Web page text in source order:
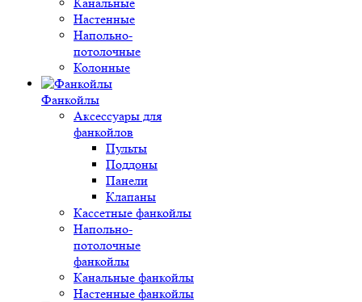
Настенные
Напольно-
потолочные
Колонные
Фанкойлы
Аксессуары для
фанкойлов
Пульты
Поддоны
Панели
Клапаны
Кассетные фанкойлы
Напольно-
потолочные
фанкойлы
Канальные фанкойлы
Настенные фанкойлы